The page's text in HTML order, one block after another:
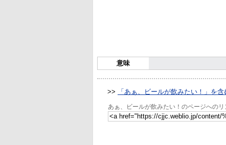
意味
>> 「あぁ、ビールが飲みたい！」を
あぁ、ビールが飲みたい！のページへのリ